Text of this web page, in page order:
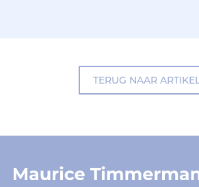
TERUG NAAR